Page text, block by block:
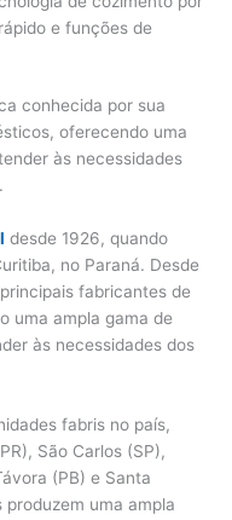
e funções de
conhecida por sua
oferecendo uma
às necessidades
desde 1926, quando
no Paraná. Desde
fabricantes de
uma ampla gama de
às necessidades dos
fabris no país,
São Carlos (SP),
(PB) e Santa
produzem uma ampla